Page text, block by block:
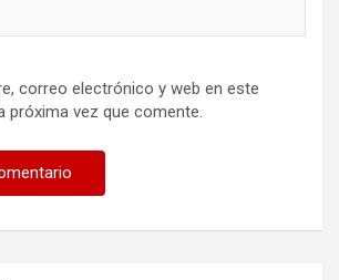
correo electrónico y web en este
próxima vez que comente.